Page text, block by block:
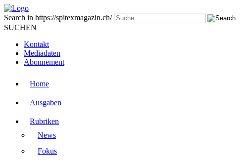
Search in https://spitexmagazin.ch/
SUCHEN
Kontakt
Mediadaten
Abonnement
Home
Ausgaben
Rubriken
News
Fokus